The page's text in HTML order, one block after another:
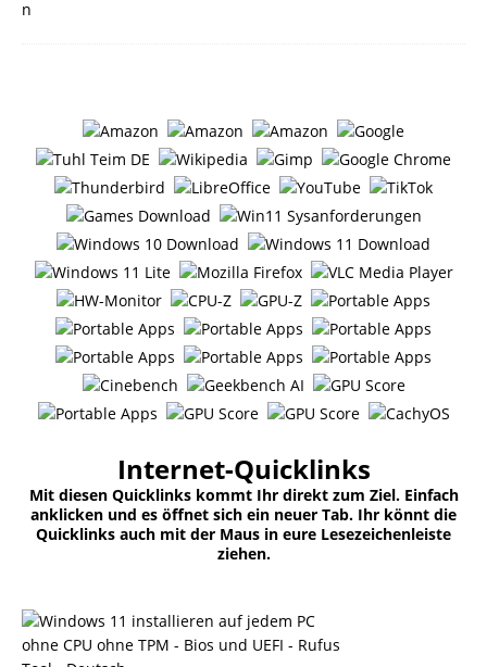
Internet-Quicklinks
Mit diesen Quicklinks kommt Ihr direkt zum Ziel. Einfach
anklicken und es öffnet sich ein neuer Tab. Ihr könnt die
Quicklinks auch mit der Maus in eure Lesezeichenleiste
ziehen.